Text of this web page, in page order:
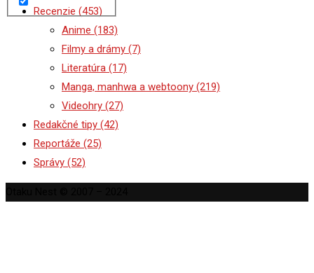
Recenzie (453)
Anime (183)
Filmy a drámy (7)
Literatúra (17)
Manga, manhwa a webtoony (219)
Videohry (27)
Redakčné tipy (42)
Reportáže (25)
Správy (52)